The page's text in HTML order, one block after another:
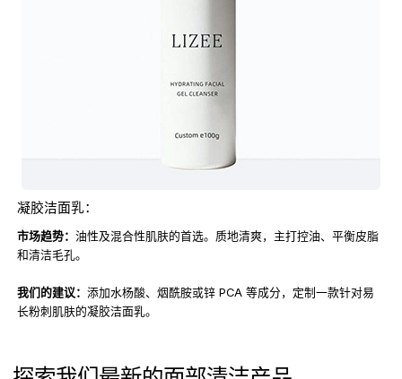
凝胶洁面乳：
市场趋势：油性及混合性肌肤的首选。质地清爽，主打控油、平衡皮脂
和清洁毛孔。
我们的建议：添加水杨酸、烟酰胺或锌 PCA 等成分，定制一款针对易
长粉刺肌肤的凝胶洁面乳。